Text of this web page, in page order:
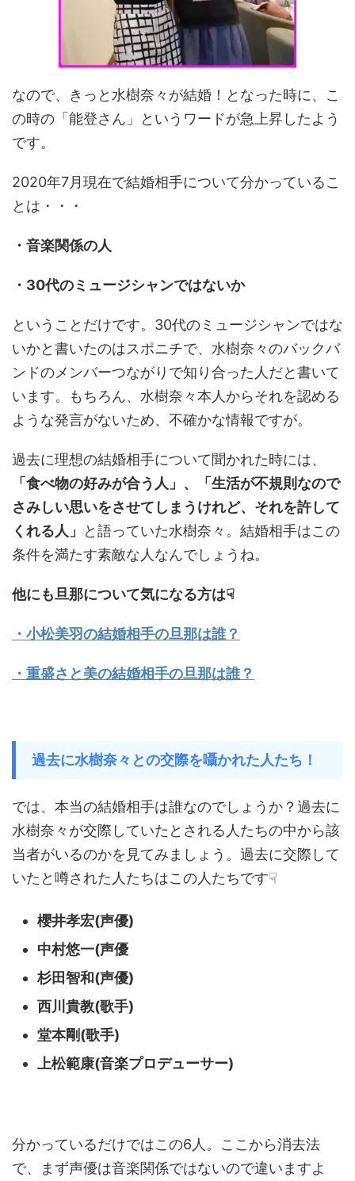
なので、きっと水樹奈々が結婚！となった時に、こ
の時の「能登さん」というワードが急上昇したよう
です。
2020年7月現在で結婚相手について分かっているこ
とは・・・
・音楽関係の人
・30代のミュージシャンではないか
ということだけです。30代のミュージシャンではな
いかと書いたのはスポニチで、水樹奈々のバックバ
ンドのメンバーつながりで知り合った人だと書いて
います。もちろん、水樹奈々本人からそれを認める
ような発言がないため、不確かな情報ですが。
過去に理想の結婚相手について聞かれた時には、
「食べ物の好みが合う人」、「生活が不規則なので
さみしい思いをさせてしまうけれど、それを許して
くれる人」
と語っていた水樹奈々。結婚相手はこの
条件を満たす素敵な人なんでしょうね。
他にも旦那について気になる方は☟
・小松美羽の結婚相手の旦那は誰？
・重盛さと美の結婚相手の旦那は誰？
過去に水樹奈々との交際を囁かれた人たち！
では、本当の結婚相手は誰なのでしょうか？過去に
水樹奈々が交際していたとされる人たちの中から該
当者がいるのかを見てみましょう。過去に交際して
いたと噂された人たちはこの人たちです☟
櫻井孝宏(声優)
中村悠一(声優
杉田智和(声優)
西川貴教(歌手)
堂本剛(歌手)
上松範康(音楽プロデューサー)
分かっているだけではこの6人。ここから消去法
で、まず声優は音楽関係ではないので違いますよ